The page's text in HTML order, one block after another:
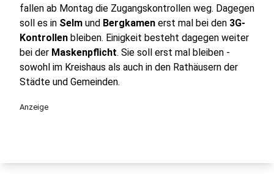
fallen ab Montag die Zugangskontrollen weg. Dagegen
soll es in Selm und Bergkamen erst mal bei den 3G-
Kontrollen bleiben. Einigkeit besteht dagegen weiter
bei der Maskenpflicht. Sie soll erst mal bleiben -
sowohl im Kreishaus als auch in den Rathäusern der
Städte und Gemeinden.
Anzeige